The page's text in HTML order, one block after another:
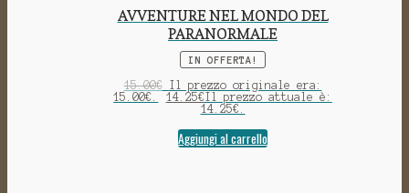
AVVENTURE NEL MONDO DEL
PARANORMALE
IN OFFERTA!
15.00€
Il prezzo originale era:
15.00€.
14.25€Il prezzo attuale è:
14.25€.
Aggiungi al carrello